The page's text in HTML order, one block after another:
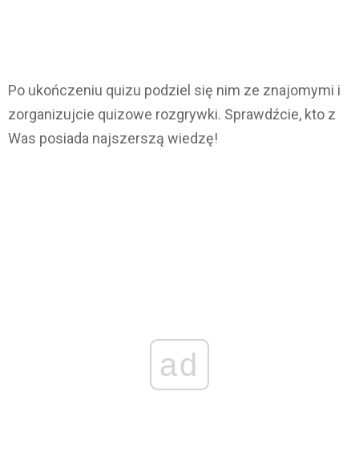
Po ukończeniu quizu podziel się nim ze znajomymi i
zorganizujcie quizowe rozgrywki. Sprawdźcie, kto z
Was posiada najszerszą wiedzę!
ad